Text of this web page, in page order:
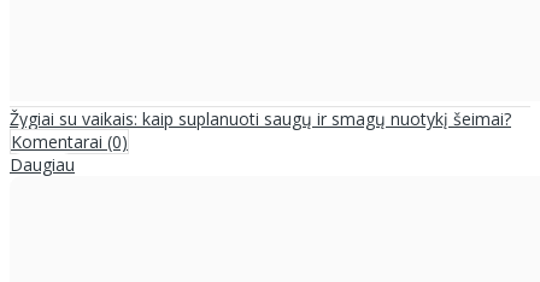
Žygiai su vaikais: kaip suplanuoti saugų ir smagų nuotykį šeimai?
Komentarai (0)
Daugiau